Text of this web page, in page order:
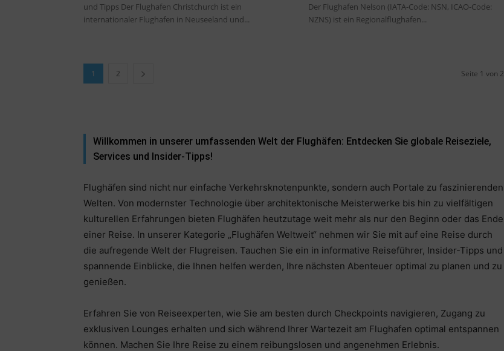
und Tipps Der Flughafen Christchurch ist ein
internationaler Flughafen in Neuseeland und...
Der Flughafen Nelson (IATA-Code: NSN, ICAO-Code:
NZNS) ist ein Regionalflughafen...
1 2 Seite 1 von 2
Willkommen in unserer umfassenden Welt der Flughäfen: Entdecken Sie globale Reiseziele,
Services und Insider-Tipps!
Flughäfen sind nicht nur einfache Verkehrsknotenpunkte, sondern auch Portale zu faszinierenden
Welten. Von modernster Technologie über architektonische Meisterwerke bis hin zu vielfältigen
kulturellen Erfahrungen bieten Flughäfen heutzutage weit mehr als nur den Beginn oder das Ende
einer Reise. In unserer Kategorie „Flughäfen Weltweit“ nehmen wir Sie mit auf eine Reise durch
die aufregende Welt der Flugreisen. Tauchen Sie ein in informative Reiseführer, Insider-Tipps und
spannende Einblicke, die Ihnen helfen werden, Ihre nächsten Abenteuer optimal zu planen und zu
genießen.
Erfahren Sie von Reiseexperten, wie Sie am besten durch Checkpoints navigieren, Zugang zu
exklusiven Lounges erhalten und sich während Ihrer Wartezeit am Flughafen optimal entspannen
können. Machen Sie Ihre Reise zu einem reibungslosen und angenehmen Erlebnis.